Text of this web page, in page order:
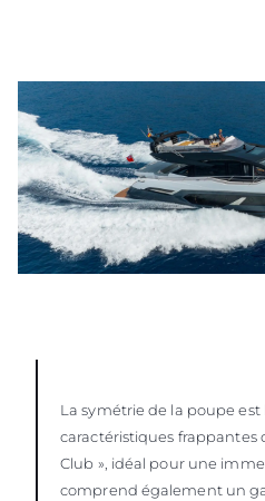
La symétrie de la poupe
caractéristiques frappantes
Club », idéal pour une
comprend également un